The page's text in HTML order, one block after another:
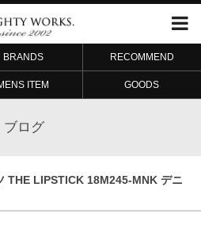
BRANDS RECOMMEND
ITEM GOODS
ブログ
LIPSTICK 18M245-MNK デニ